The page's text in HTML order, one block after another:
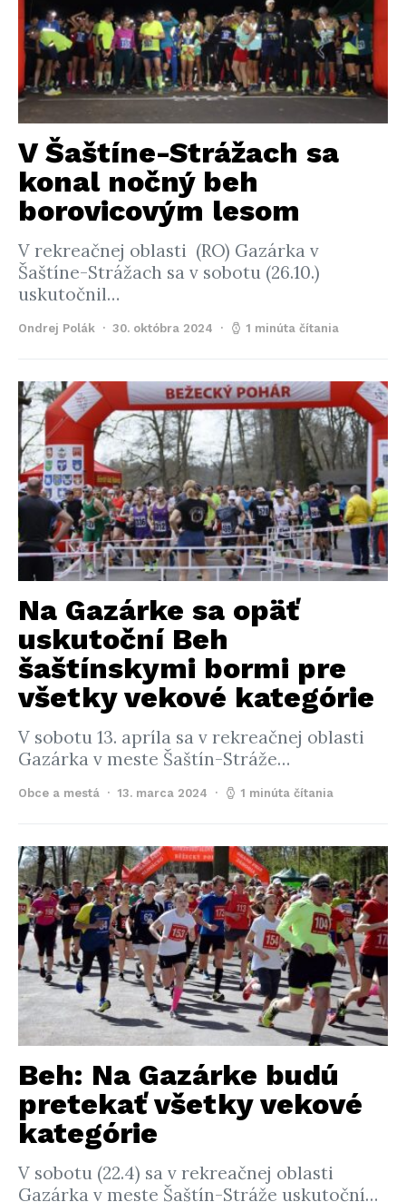
V Šaštíne-Strážach sa
konal nočný beh
borovicovým lesom
V rekreačnej oblasti (RO) Gazárka v
Šaštíne-Strážach sa v sobotu (26.10.)
uskutočnil…
Ondrej Polák 30. októbra 2024 1 minúta čítania
Na Gazárke sa opäť
uskutoční Beh
šaštínskymi bormi pre
všetky vekové kategórie
V sobotu 13. apríla sa v rekreačnej oblasti
Gazárka v meste Šaštín-Stráže…
Obce a mestá 13. marca 2024 1 minúta čítania
Beh: Na Gazárke budú
pretekať všetky vekové
kategórie
V sobotu (22.4) sa v rekreačnej oblasti
Gazárka v meste Šaštín-Stráže uskutoční…